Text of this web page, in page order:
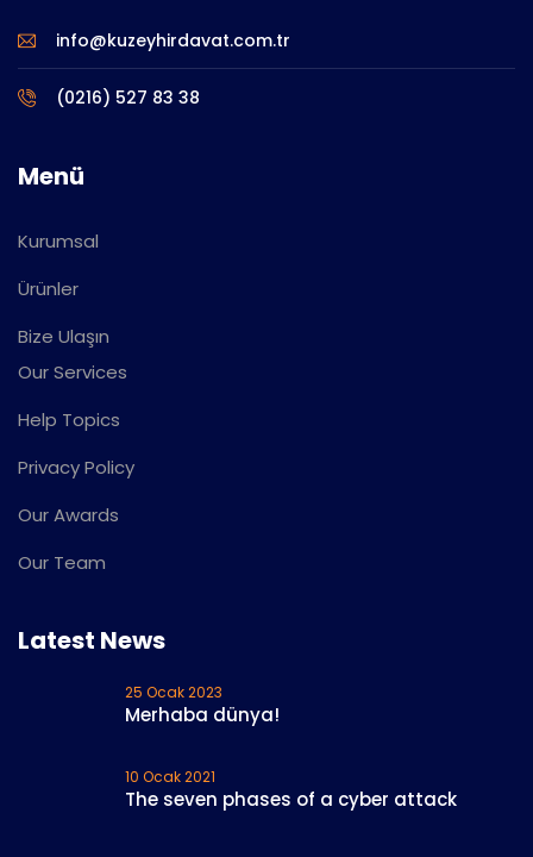
info@kuzeyhirdavat.com.tr
(0216) 527 83 38
Menü
Kurumsal
Ürünler
Bize Ulaşın
Our Services
Help Topics
Privacy Policy
Our Awards
Our Team
Latest News
25 Ocak 2023
Merhaba dünya!
10 Ocak 2021
The seven phases of a cyber attack